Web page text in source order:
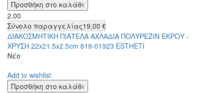
2.00
Σύνολο παραγγελίας19,00 €
ΔΙΑΚΟΣΜΗΤΙΚΗ ΠΙΑΤΕΛΑ ΑΧΛΑΔΙΑ ΠΟΛΥΡΕΖΙΝ ΕΚΡΟΥ -
ΧΡΥΣΗ 22x21.5x2.5cm 819-01923 ESTHETI
Νέο
Add to wishlist